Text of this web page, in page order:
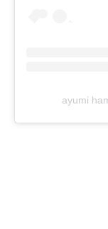
ayumi